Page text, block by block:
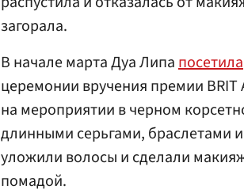
загорала.
В начале марта Дуа Липапосетила
церемонии вручения премии
на мероприятии в черном
длинными серьгами, браслетами
уложили волосы и сделали
помадой.